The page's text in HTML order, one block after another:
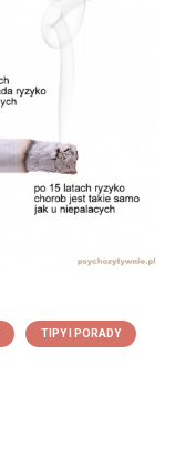
TIPY I PORADY